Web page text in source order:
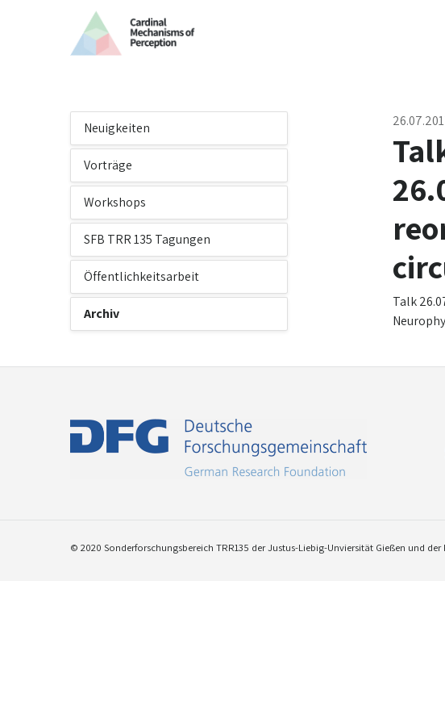
Neuigkeiten
Vorträge
Workshops
SFB TRR 135 Tagungen
Öffentlichkeitsarbeit
Archiv
Talk
© 2020 Sonderforschungsbereich TRR135 der Justus-Liebig-Unviersität Gießen und